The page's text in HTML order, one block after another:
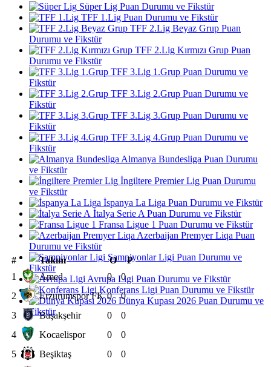
Süper Lig Puan Durumu ve Fikstür
TFF 1.Lig Puan Durumu ve Fikstür
TFF 2.Lig Beyaz Grup Puan
Durumu ve Fikstür
TFF 2.Lig Kırmızı Grup Puan
Durumu ve Fikstür
TFF 3.Lig 1.Grup Puan Durumu ve
Fikstür
TFF 3.Lig 2.Grup Puan Durumu ve
Fikstür
TFF 3.Lig 3.Grup Puan Durumu ve
Fikstür
TFF 3.Lig 4.Grup Puan Durumu ve
Fikstür
Almanya Bundesliga Puan Durumu
ve Fikstür
İngiltere Premier Lig Puan Durumu
ve Fikstür
İspanya La Liga Puan Durumu ve Fikstür
İtalya Serie A Puan Durumu ve Fikstür
Fransa Ligue 1 Puan Durumu ve Fikstür
Azerbaijan Premyer Liqa Puan
Durumu ve Fikstür
Şampiyonlar Ligi Puan Durumu ve
Fikstür
Avrupa Ligi Puan Durumu ve Fikstür
Konferans Ligi Puan Durumu ve Fikstür
Dünya Kupası 2026 Puan Durumu ve
Fikstür
# Takım O
P
1
Amed 0
0
2
Erzurumspor FK 0
0
3
Başakşehir 0
0
4
Kocaelispor 0
0
5
Beşiktaş 0
0